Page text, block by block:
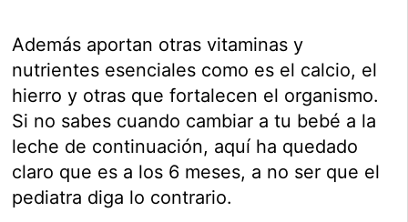
Además aportan otras vitaminas y
nutrientes esenciales como es el calcio, el
hierro y otras que fortalecen el organismo.
Si no sabes cuando cambiar a tu bebé a la
leche de continuación, aquí ha quedado
claro que es a los 6 meses, a no ser que el
pediatra diga lo contrario.